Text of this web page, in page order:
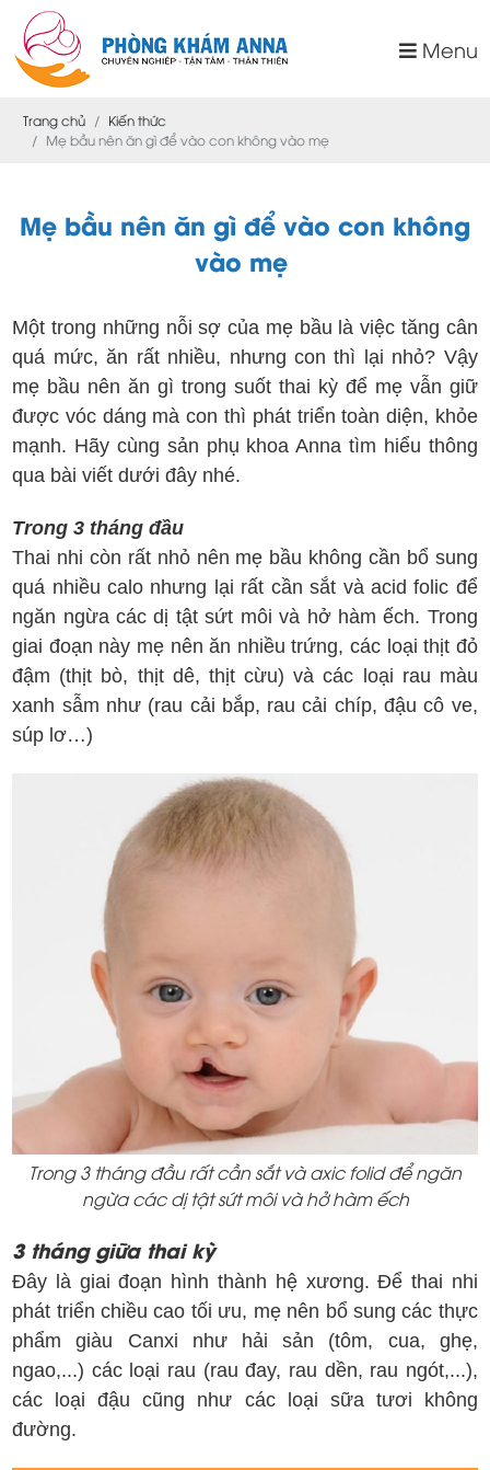
Menu
Trang chủ
Kiến thức
Mẹ bầu nên ăn gì để vào con không vào mẹ
Mẹ bầu nên ăn gì để vào con không
vào mẹ
Một trong những nỗi sợ của mẹ bầu là việc tăng cân
quá mức, ăn rất nhiều, nhưng con thì lại nhỏ? Vậy
mẹ bầu nên ăn gì trong suốt thai kỳ để mẹ vẫn giữ
được vóc dáng mà con thì phát triển toàn diện, khỏe
mạnh. Hãy cùng sản phụ khoa Anna tìm hiểu thông
qua bài viết dưới đây nhé.
Trong 3 tháng đầu
Thai nhi còn rất nhỏ nên mẹ bầu không cần bổ sung
quá nhiều calo nhưng lại rất cần sắt và acid folic để
ngăn ngừa các dị tật sứt môi và hở hàm ếch. Trong
giai đoạn này mẹ nên ăn nhiều trứng, các loại thịt đỏ
đậm (thịt bò, thịt dê, thịt cừu) và các loại rau màu
xanh sẫm như (rau cải bắp, rau cải chíp, đậu cô ve,
súp lơ…)
Trong 3 tháng đầu rất cần sắt và axic folid để ngăn
ngừa các dị tật sứt môi và hở hàm ếch
3 tháng giữa thai kỳ
Đây là giai đoạn hình thành hệ xương. Để thai nhi
phát triển chiều cao tối ưu, mẹ nên bổ sung các thực
phẩm giàu Canxi như hải sản (tôm, cua, ghẹ,
ngao,...) các loại rau (rau đay, rau dền, rau ngót,...),
các loại đậu cũng như các loại sữa tươi không
đường.